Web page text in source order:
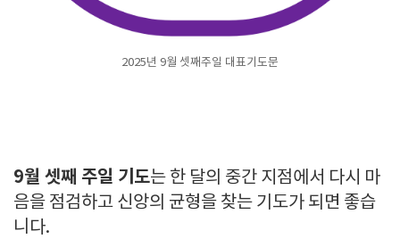
2025년 9월 셋째주일 대표기도문
9월 셋째 주일 기도는 한 달의 중간 지점에서 다시 마
음을 점검하고 신앙의 균형을 찾는 기도가 되면 좋습
니다.